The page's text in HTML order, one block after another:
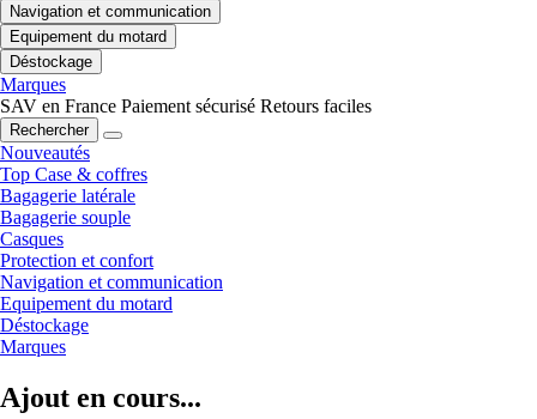
Navigation et communication
Equipement du motard
Déstockage
Marques
SAV en France Paiement sécurisé Retours faciles
Rechercher
Nouveautés
Top Case & coffres
Bagagerie latérale
Bagagerie souple
Casques
Protection et confort
Navigation et communication
Equipement du motard
Déstockage
Marques
Ajout en cours...